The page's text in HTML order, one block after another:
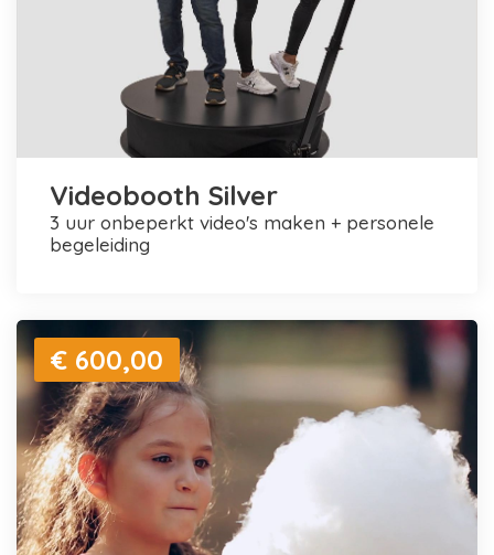
Videobooth Silver
3 uur onbeperkt video's maken + personele
begeleiding
€ 600,00